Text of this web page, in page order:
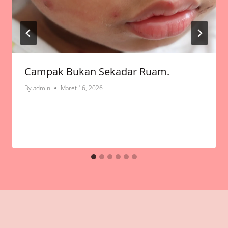
Campak Bukan Sekadar Ruam.
Byadmin Maret 16, 2026